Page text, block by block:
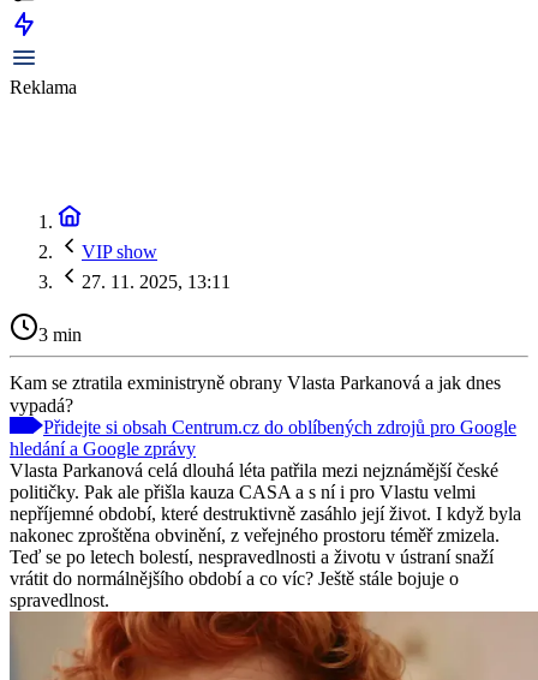
Reklama
VIP show
27. 11. 2025, 13:11
3 min
Kam se ztratila exministryně obrany Vlasta Parkanová a jak dnes
vypadá?
Přidejte si obsah Centrum.cz do oblíbených zdrojů pro Google
hledání a Google zprávy
Vlasta Parkanová celá dlouhá léta patřila mezi nejznámější české
političky. Pak ale přišla kauza CASA a s ní i pro Vlastu velmi
nepříjemné období, které destruktivně zasáhlo její život. I když byla
nakonec zproštěna obvinění, z veřejného prostoru téměř zmizela.
Teď se po letech bolestí, nespravedlnosti a životu v ústraní snaží
vrátit do normálnějšího období a co víc? Ještě stále bojuje o
spravedlnost.